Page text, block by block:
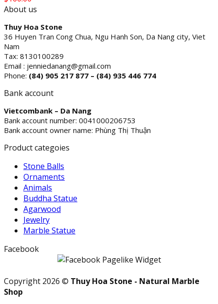
About us
Thuy Hoa Stone
36 Huyen Tran Cong Chua, Ngu Hanh Son, Da Nang city, Viet
Nam
Tax: 8130100289
Email : jenniedanang@gmail.com
Phone: (84) 905 217 877 – (84) 935 446 774
Bank account
Vietcombank – Da Nang
Bank account number: 0041000206753
Bank account owner name: Phùng Thị Thuận
Product categoies
Stone Balls
Ornaments
Animals
Buddha Statue
Agarwood
Jewelry
Marble Statue
Facebook
Copyright 2026 © Thuy Hoa Stone - Natural Marble
Shop